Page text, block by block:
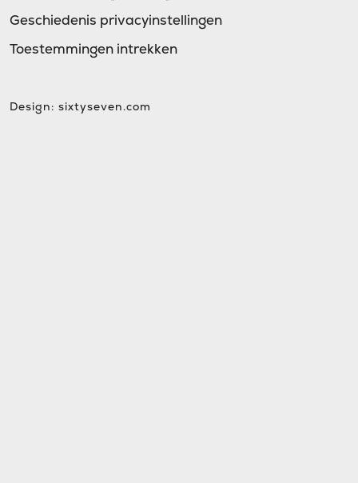
Geschiedenis privacyinstellingen
Toestemmingen intrekken
Design: sixtyseven.com